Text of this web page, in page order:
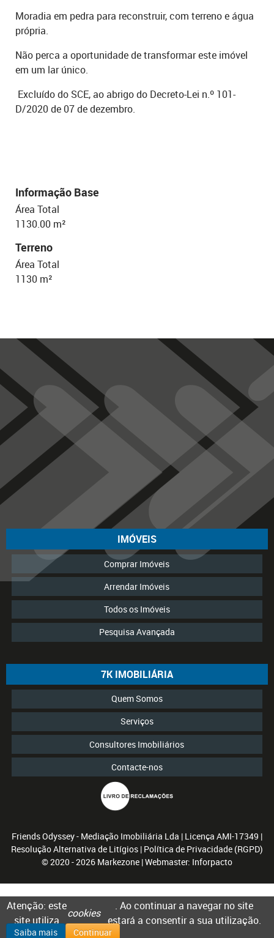
Moradia em pedra para reconstruir, com terreno e água
própria.
Não perca a oportunidade de transformar este imóvel
em um lar único.
Excluído do SCE, ao abrigo do Decreto-Lei n.º 101-
D/2020 de 07 de dezembro.
Informação Base
Área Total
1130.00 m²
Terreno
Área Total
1130 m²
IMÓVEIS
Comprar Imóveis
Arrendar Imóveis
Todos os Imóveis
Pesquisa Avançada
7K IMOBILIÁRIA
Quem Somos
Serviços
Consultores Imobiliários
Contacte-nos
Friends Odyssey - Mediação Imobiliária Lda | Licença AMI-17349 |
Resolução Alternativa de Litígios | Política de Privacidade (RGPD)
© 2020 - 2026 Markezone | Webmaster: Inforpacto
Atenção: este
site utiliza
cookies
. Ao continuar a navegar no site
estará a consentir a sua utilização.
Saiba mais Continuar